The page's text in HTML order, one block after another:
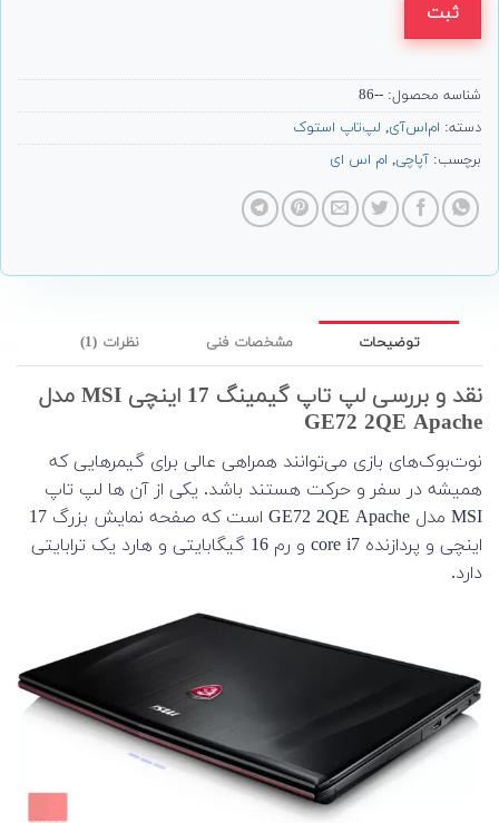
ثبت
شناسه محصول: --86
دسته: ام‌اس‌آی, لپ‌تاپ استوک
برچسب: آپاچی, ام اس ای
توضیحات مشخصات فنی نظرات (1)
نقد و بررسی لپ تاپ گیمینگ 17 اینچی MSI مدل
GE72 2QE Apache
نوت‌بوک‌های بازی می‌توانند همراهی عالی برای گیمرهایی که
همیشه در سفر و حرکت هستند باشد. یکی از آن ها لپ تاپ
MSI مدل GE72 2QE Apache است که صفحه نمایش بزرگ 17
اینچی و پردازنده core i7 و رم 16 گیگابایتی و هارد یک ترابایتی
دارد.